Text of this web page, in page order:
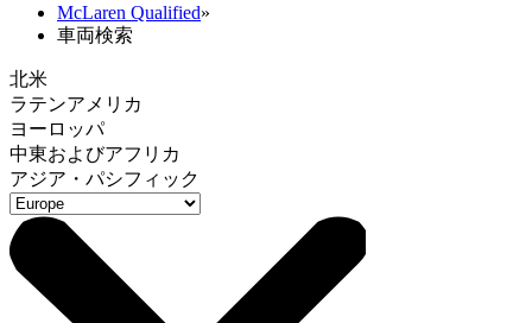
McLaren Qualified»
車両検索
北米
ラテンアメリカ
ヨーロッパ
中東およびアフリカ
アジア・パシフィック